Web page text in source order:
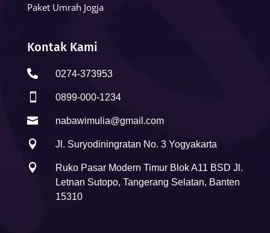
Paket Umrah Jogja
Kontak Kami
 0274-373953
 0899-000-1234
 nabawimulia@gmail.com
 Jl. Suryodiningratan No. 3 Yogyakarta

Ruko Pasar Modern Timur Blok A11 BSD Jl.
Letnan Sutopo, Tangerang Selatan, Banten
15310